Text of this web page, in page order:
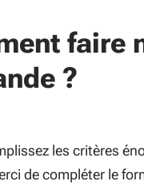
faire
?
les critères
de compléter le